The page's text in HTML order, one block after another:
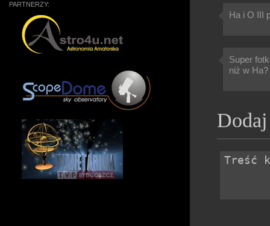
PARTNERZY:
Ha i O III
Super
niż w